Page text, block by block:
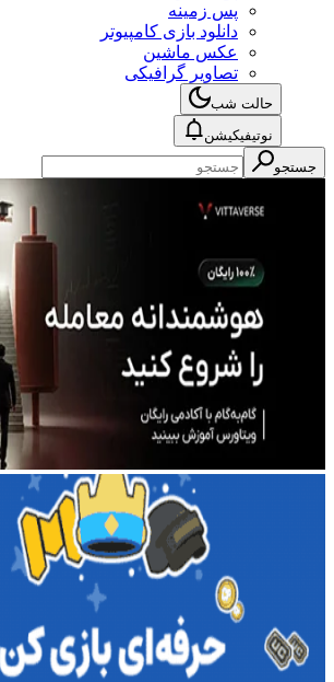
پس زمینه
دانلود بازی کامپیوتر
عکس ماشین
تصاویر گرافیکی
حالت شب
نوتیفیکیشن
جستجو